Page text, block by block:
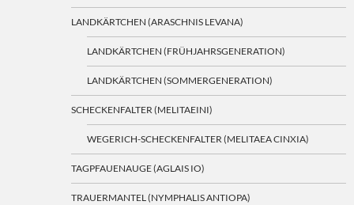
LANDKÄRTCHEN (ARASCHNIS LEVANA)
LANDKÄRTCHEN (FRÜHJAHRSGENERATION)
LANDKÄRTCHEN (SOMMERGENERATION)
SCHECKENFALTER (MELITAEINI)
WEGERICH-SCHECKENFALTER (MELITAEA CINXIA)
TAGPFAUENAUGE (AGLAIS IO)
TRAUERMANTEL (NYMPHALIS ANTIOPA)